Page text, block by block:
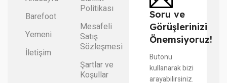
Barefoot
Yemeni
İletişim
Politikası
Mesafeli
Satış
Sözleşmesi
Şartlar ve
Koşullar
Soru ve
Görüşlerinizi
Önemsiyoruz!
Butonu
kullanarak bizi
arayabilirsiniz.